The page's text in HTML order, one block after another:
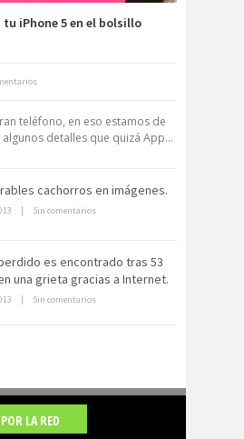
un tesoro bajo tierra
británica en Cartagena
de indias
iPhone 5 en el bolsillo
teléfono, en eso estamos de
detalles que quizá App...
cachorros en imágenes.
| Sin comentarios
es encontrado tras 53
una grieta gracias a Internet.
| Sin comentarios
LA RED